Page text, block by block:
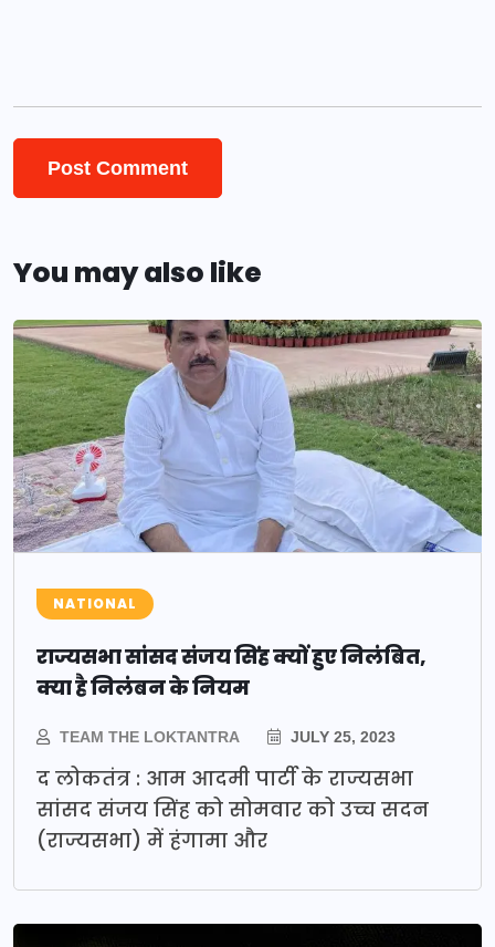
You may also like
NATIONAL
राज्यसभा सांसद संजय सिंह क्यों हुए निलंबित,
क्या है निलंबन के नियम
TEAM THE LOKTANTRA JULY 25, 2023
द लोकतंत्र : आम आदमी पार्टी के राज्यसभा
सांसद संजय सिंह को सोमवार को उच्च सदन
(राज्यसभा) में हंगामा और